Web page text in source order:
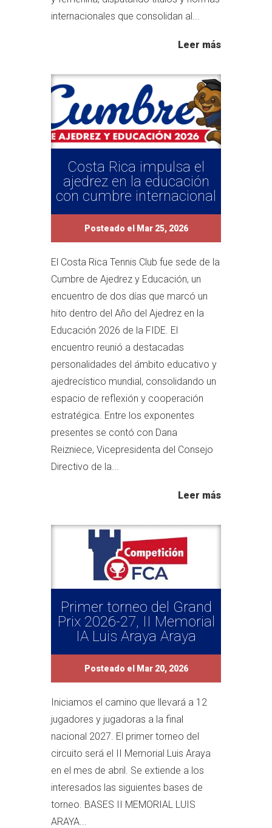
internacionales que consolidan al...
Leer más
Costa Rica impulsa el
ajedrez en la educación
con cumbre internacional
Posteado el Mar 25, 2026
El Costa Rica Tennis Club fue sede de la
Cumbre de Ajedrez y Educación, un
encuentro de dos días que marcó un
hito dentro del Año del Ajedrez en la
Educación 2026 de la FIDE. El
encuentro reunió a destacadas
personalidades del ámbito educativo y
ajedrecístico mundial, consolidando un
espacio de reflexión y cooperación
estratégica. Entre los exponentes
presentes se contó con Dana
Reizniece, Vicepresidenta del Consejo
Directivo de la...
Leer más
Primer torneo del Grand
Prix 2026-27, II Memorial
IA Luis Araya Araya
Posteado el Mar 20, 2026
Iniciamos el camino que llevará a 12
jugadores y jugadoras a la final
nacional 2027. El primer torneo del
circuito será el II Memorial Luis Araya
en el mes de abril. Se extiende a los
interesados las siguientes bases de
torneo. BASES II MEMORIAL LUIS
ARAYA...